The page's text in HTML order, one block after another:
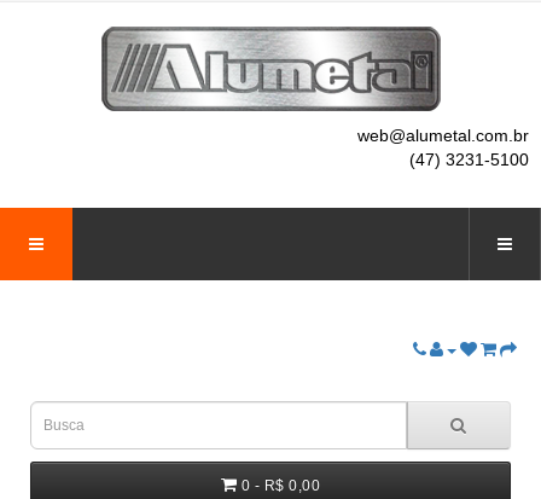
web@alumetal.com.br
(47) 3231-5100
0 - R$ 0,00